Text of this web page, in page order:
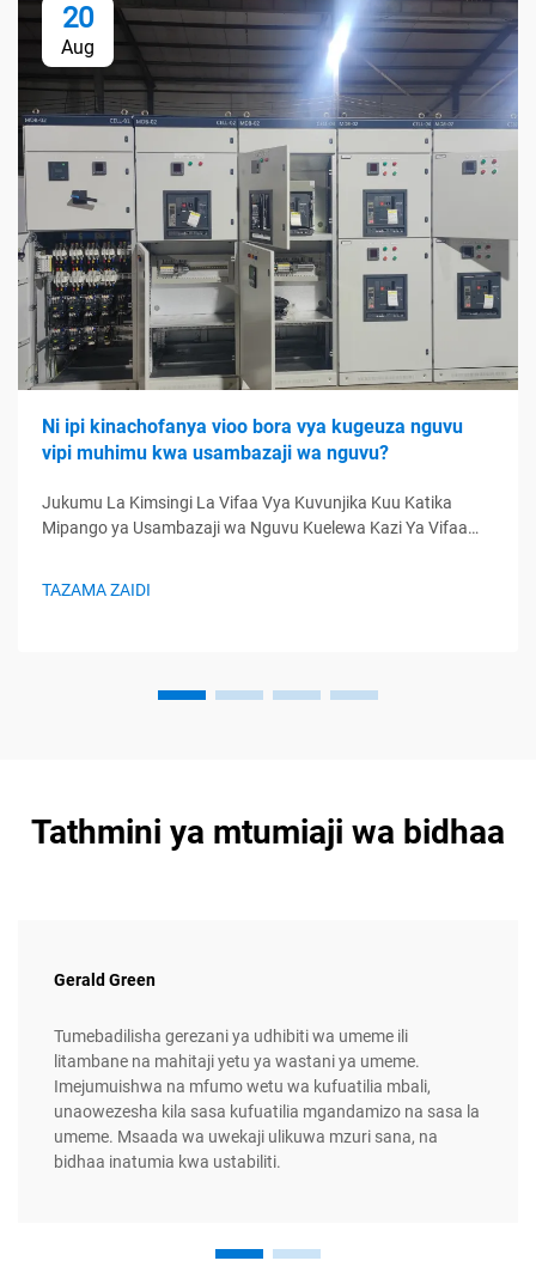
20
Aug
Ni ipi kinachofanya vioo bora vya kugeuza nguvu
vipi muhimu kwa usambazaji wa nguvu?
Jukumu La Kimsingi La Vifaa Vya Kuvunjika Kuu Katika
Mipango ya Usambazaji wa Nguvu Kuelewa Kazi Ya Vifaa
TAZAMA ZAIDI
Tathmini ya mtumiaji wa bidhaa
Gerald Green
Tumebadilisha gerezani ya udhibiti wa umeme ili
litambane na mahitaji yetu ya wastani ya umeme.
Imejumuishwa na mfumo wetu wa kufuatilia mbali,
unaowezesha kila sasa kufuatilia mgandamizo na sasa la
umeme. Msaada wa uwekaji ulikuwa mzuri sana, na
bidhaa inatumia kwa ustabiliti.